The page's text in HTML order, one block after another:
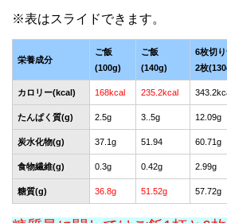
栄養成分
ご飯
(100g)
ご飯
(140g)
6枚切
2枚
カロリー(kcal) 168kcal 235.2kcal
たんぱく質(g) 2.5g 3..5g 12.09g
炭水化物(g) 37.1g 51.94 60.71g
食物繊維(g) 0.3g 0.42g 2.99g
糖質(g) 36.8g 51.52g 57.72g